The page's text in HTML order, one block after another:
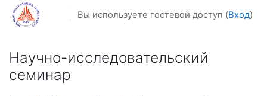
Перейти к основному содержанию
Вы используете гостевой доступ (Вход)
Научно-исследовательский
семинар